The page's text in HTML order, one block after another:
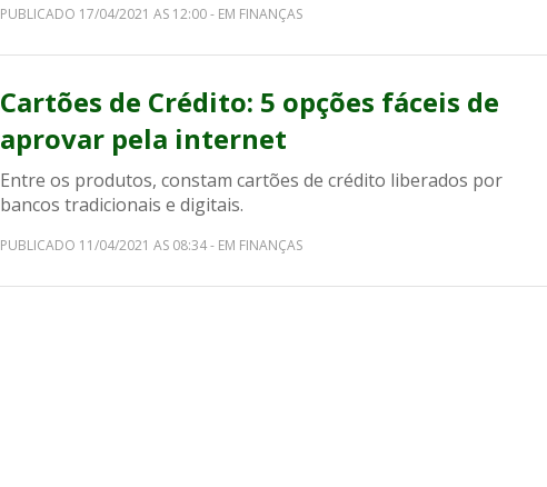
PUBLICADO 17/04/2021 AS 12:00 - EM FINANÇAS
Cartões de Crédito: 5 opções fáceis de
aprovar pela internet
Entre os produtos, constam cartões de crédito liberados por
bancos tradicionais e digitais.
PUBLICADO 11/04/2021 AS 08:34 - EM FINANÇAS